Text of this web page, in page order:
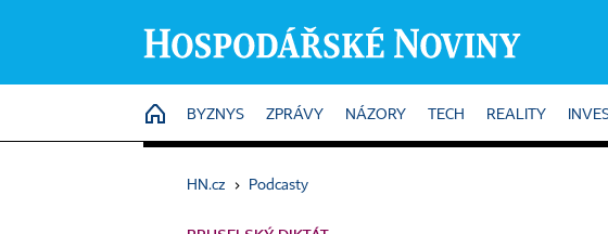
HOME
BYZNYS ZPRÁVY NÁZORY TECH REALITY
HN.cz › Podcasty